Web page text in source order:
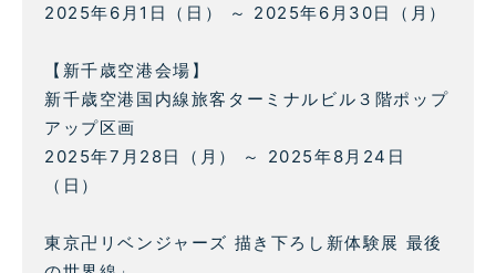
2025年6月1日（日） ～ 2025年6月30日（月）
【新千歳空港会場】
新千歳空港国内線旅客ターミナルビル３階ポップ
アップ区画
2025年7月28日（月） ～ 2025年8月24日
（日）
東京卍リベンジャーズ 描き下ろし新体験展 最後